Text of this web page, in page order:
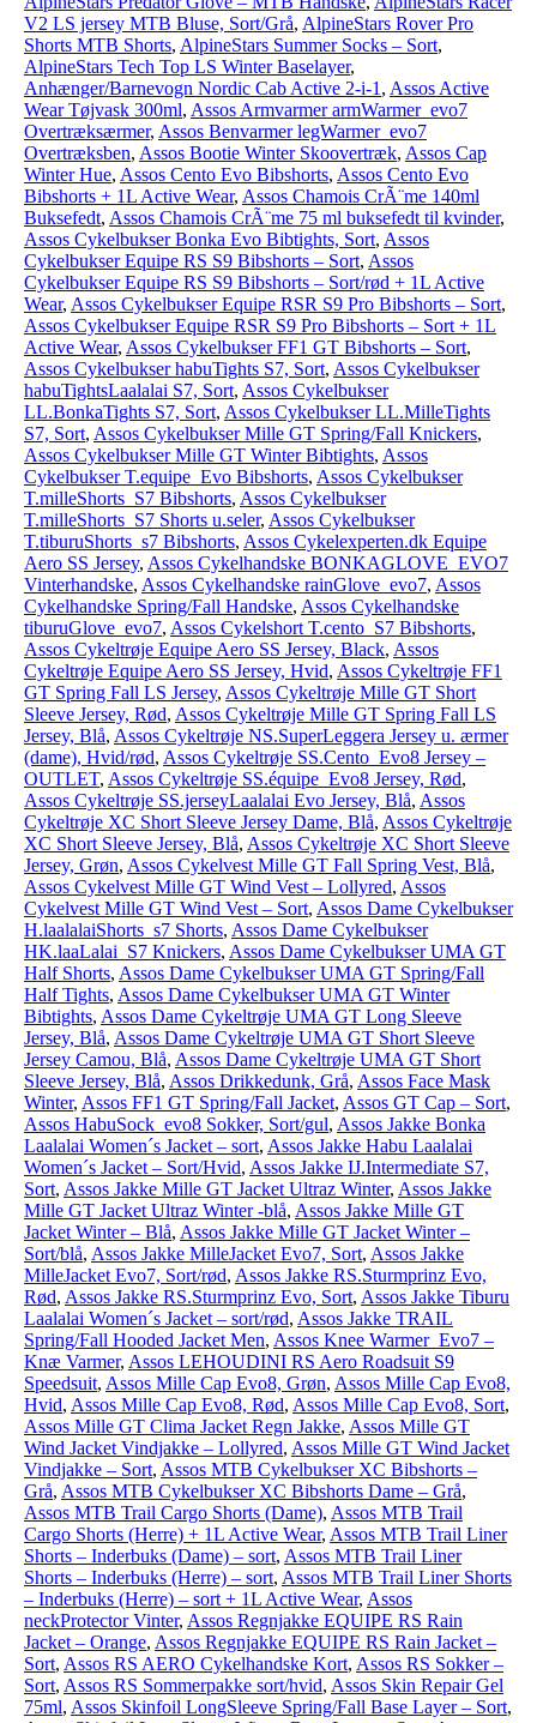
V2 LS jersey MTB Bluse, Sort/Grå, AlpineStars Rover Pro
Shorts MTB Shorts, AlpineStars Summer Socks – Sort,
AlpineStars Tech Top LS Winter Baselayer,
Anhænger/Barnevogn Nordic Cab Active 2-i-1 , Assos Active
Wear Tøjvask 300ml, Assos Armvarmer armWarmer_evo7
Overtræksærmer, Assos Benvarmer legWarmer_evo7
Overtræksben, Assos Bootie Winter Skoovertræk, Assos Cap
Winter Hue, Assos Cento Evo Bibshorts, Assos Cento Evo
Bibshorts + 1L Active Wear, Assos Chamois CrÃ¨me 140ml
Buksefedt, Assos Chamois CrÃ¨me 75 ml buksefedt til kvinder,
Assos Cykelbukser Bonka Evo Bibtights, Sort, Assos
Cykelbukser Equipe RS S9 Bibshorts – Sort, Assos
Cykelbukser Equipe RS S9 Bibshorts – Sort/rød + 1L Active
Wear, Assos Cykelbukser Equipe RSR S9 Pro Bibshorts – Sort,
Assos Cykelbukser Equipe RSR S9 Pro Bibshorts – Sort + 1L
Active Wear, Assos Cykelbukser FF1 GT Bibshorts – Sort,
Assos Cykelbukser habuTights S7, Sort, Assos Cykelbukser
habuTightsLaalalai S7, Sort, Assos Cykelbukser
LL.BonkaTights S7, Sort, Assos Cykelbukser LL.MilleTights
S7, Sort, Assos Cykelbukser Mille GT Spring/Fall Knickers,
Assos Cykelbukser Mille GT Winter Bibtights, Assos
Cykelbukser T.equipe_Evo Bibshorts, Assos Cykelbukser
T.milleShorts_S7 Bibshorts, Assos Cykelbukser
T.milleShorts_S7 Shorts u.seler, Assos Cykelbukser
T.tiburuShorts_s7 Bibshorts, Assos Cykelexperten.dk Equipe
Aero SS Jersey, Assos Cykelhandske BONKAGLOVE_EVO7
Vinterhandske, Assos Cykelhandske rainGlove_evo7, Assos
Cykelhandske Spring/Fall Handske, Assos Cykelhandske
tiburuGlove_evo7, Assos Cykelshort T.cento_S7 Bibshorts,
Assos Cykeltrøje Equipe Aero SS Jersey, Black, Assos
Cykeltrøje Equipe Aero SS Jersey, Hvid, Assos Cykeltrøje FF1
GT Spring Fall LS Jersey, Assos Cykeltrøje Mille GT Short
Sleeve Jersey, Rød, Assos Cykeltrøje Mille GT Spring Fall LS
Jersey, Blå, Assos Cykeltrøje NS.SuperLeggera Jersey u. ærmer
(dame), Hvid/rød, Assos Cykeltrøje SS.Cento_Evo8 Jersey –
OUTLET, Assos Cykeltrøje SS.équipe_Evo8 Jersey, Rød,
Assos Cykeltrøje SS.jerseyLaalalai Evo Jersey, Blå, Assos
Cykeltrøje XC Short Sleeve Jersey Dame, Blå, Assos Cykeltrøje
XC Short Sleeve Jersey, Blå, Assos Cykeltrøje XC Short Sleeve
Jersey, Grøn, Assos Cykelvest Mille GT Fall Spring Vest, Blå,
Assos Cykelvest Mille GT Wind Vest – Lollyred, Assos
Cykelvest Mille GT Wind Vest – Sort, Assos Dame Cykelbukser
H.laalalaiShorts_s7 Shorts, Assos Dame Cykelbukser
HK.laaLalai_S7 Knickers, Assos Dame Cykelbukser UMA GT
Half Shorts, Assos Dame Cykelbukser UMA GT Spring/Fall
Half Tights, Assos Dame Cykelbukser UMA GT Winter
Bibtights, Assos Dame Cykeltrøje UMA GT Long Sleeve
Jersey, Blå, Assos Dame Cykeltrøje UMA GT Short Sleeve
Jersey Camou, Blå, Assos Dame Cykeltrøje UMA GT Short
Sleeve Jersey, Blå, Assos Drikkedunk, Grå, Assos Face Mask
Winter, Assos FF1 GT Spring/Fall Jacket, Assos GT Cap – Sort,
Assos HabuSock_evo8 Sokker, Sort/gul, Assos Jakke Bonka
Laalalai Women´s Jacket – sort, Assos Jakke Habu Laalalai
Women´s Jacket – Sort/Hvid, Assos Jakke IJ.Intermediate S7,
Sort, Assos Jakke Mille GT Jacket Ultraz Winter, Assos Jakke
Mille GT Jacket Ultraz Winter -blå, Assos Jakke Mille GT
Jacket Winter – Blå, Assos Jakke Mille GT Jacket Winter –
Sort/blå, Assos Jakke MilleJacket Evo7, Sort, Assos Jakke
MilleJacket Evo7, Sort/rød, Assos Jakke RS.Sturmprinz Evo,
Rød, Assos Jakke RS.Sturmprinz Evo, Sort, Assos Jakke Tiburu
Laalalai Women´s Jacket – sort/rød, Assos Jakke TRAIL
Spring/Fall Hooded Jacket Men, Assos Knee Warmer_Evo7 –
Knæ Varmer, Assos LEHOUDINI RS Aero Roadsuit S9
Speedsuit, Assos Mille Cap Evo8, Grøn, Assos Mille Cap Evo8,
Hvid, Assos Mille Cap Evo8, Rød, Assos Mille Cap Evo8, Sort,
Assos Mille GT Clima Jacket Regn Jakke, Assos Mille GT
Wind Jacket Vindjakke – Lollyred, Assos Mille GT Wind Jacket
Vindjakke – Sort, Assos MTB Cykelbukser XC Bibshorts –
Grå, Assos MTB Cykelbukser XC Bibshorts Dame – Grå,
Assos MTB Trail Cargo Shorts (Dame), Assos MTB Trail
Cargo Shorts (Herre) + 1L Active Wear, Assos MTB Trail Liner
Shorts – Inderbuks (Dame) – sort, Assos MTB Trail Liner
Shorts – Inderbuks (Herre) – sort, Assos MTB Trail Liner Shorts
– Inderbuks (Herre) – sort + 1L Active Wear, Assos
neckProtector Vinter, Assos Regnjakke EQUIPE RS Rain
Jacket – Orange, Assos Regnjakke EQUIPE RS Rain Jacket –
Sort, Assos RS AERO Cykelhandske Kort, Assos RS Sokker –
Sort, Assos RS Sommerpakke sort/hvid, Assos Skin Repair Gel
75ml, Assos Skinfoil LongSleeve Spring/Fall Base Layer – Sort,